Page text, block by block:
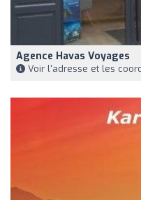
Agence Havas Voyages
Voir l'adresse et les